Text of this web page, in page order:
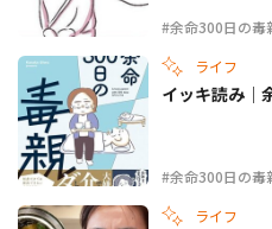
#余命300日の毒
ライフ
#余命300日の毒
イッキ読み｜
ライフ